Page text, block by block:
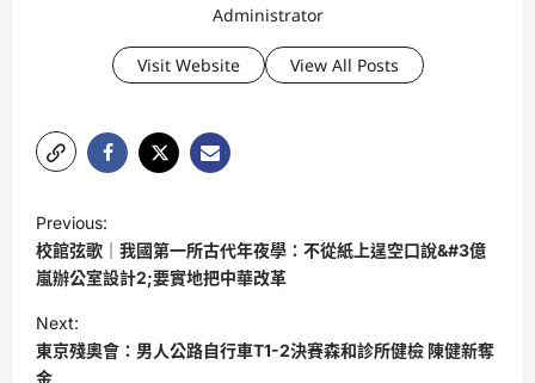
Administrator
Visit Website View All Posts
o
s
t
n
Previous:
校館弦歌｜我國第一所古代年夜學：不從紙上逞空口說&#3億
嵐辦公室設計2;要實地把中華改革
Next:
東京殘奧會：男人公路自行車T1-2決賽森和診所健檢 陳健新奪
金